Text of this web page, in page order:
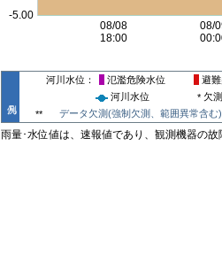
河川水位 氾濫危険水位
避
河川水位
* 欠測
**
データ欠測(強制欠測、範囲異常含む)
雨量･水位値は、速報値であり、観測機器の